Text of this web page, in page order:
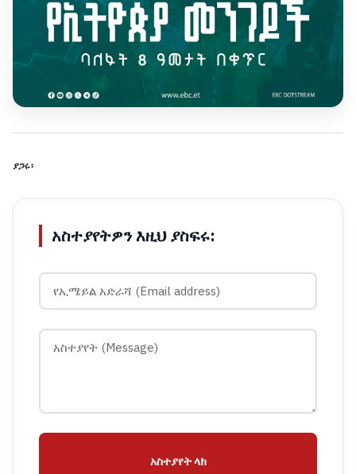
ያጋሩ፡
አስተያየትዎን እዚህ ያስፍሩ:
አስተያየት ላክ